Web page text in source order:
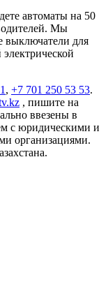
автоматы на 50
Мы
выключатели для
, +7 701 250 53 53.
, пишите на
ввезены в
с юридическими и
организациями.